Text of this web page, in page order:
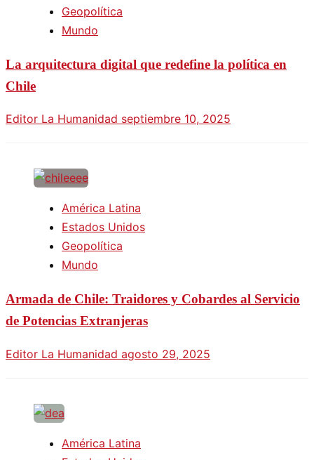
Geopolítica
Mundo
La arquitectura digital que redefine la política en
Chile
Editor La Humanidad septiembre 10, 2025
América Latina
Estados Unidos
Geopolítica
Mundo
Armada de Chile: Traidores y Cobardes al Servicio
de Potencias Extranjeras
Editor La Humanidad agosto 29, 2025
América Latina